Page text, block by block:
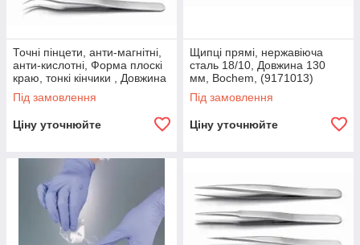
Точні пінцети, анти-магнітні,
анти-кислотні, Форма плоскі
краю, тонкі кінчики , Довжина
120 мм, Ideal-tek,
Під замовлення
Ціну уточнюйте
Щипці прямі, нержавіюча
сталь 18/10, Довжина 130
мм, Bochem, (9171013)
Під замовлення
Ціну уточнюйте